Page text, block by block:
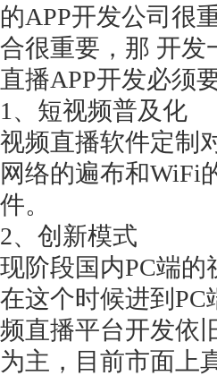
的APP开发公司很
合很重要，那 开发
直播APP开发必须
1、短视频普及化
视频直播软件定制
网络的遍布和WiFi
件。
2、创新模式
现阶段国内PC端的
在这个时候进到
频直播平台开发依
为主，目前市面上